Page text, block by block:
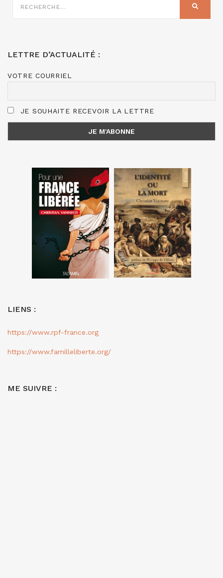
SUR
LETTRE D’ACTUALITÉ :
VOTRE COURRIEL
JE SOUHAITE RECEVOIR LA LETTRE
LIENS :
https://www.rpf-france.org
https://www.familleliberte.org/
ME SUIVRE :